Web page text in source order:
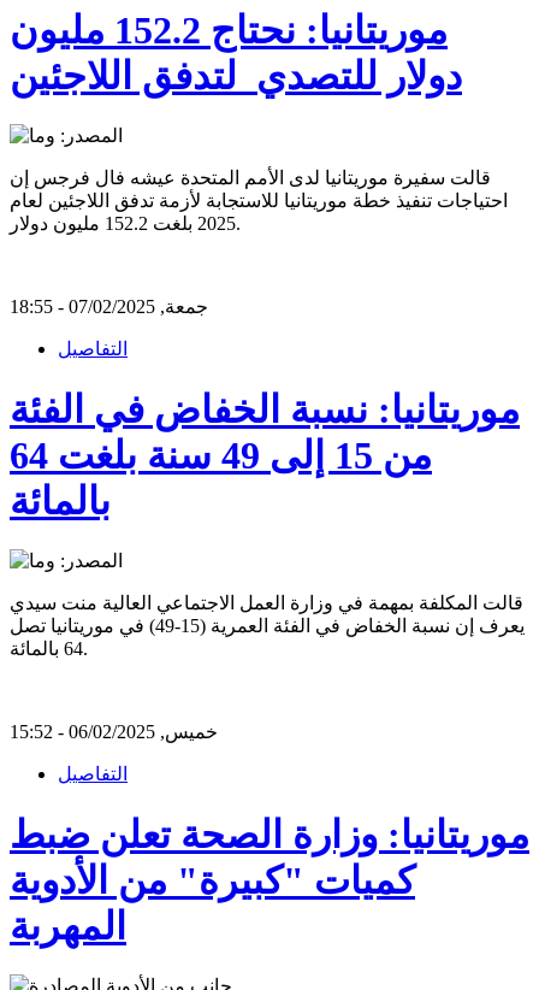
موريتانيا: نحتاج 152.2 مليون
دولار للتصدي لتدفق اللاجئين
قالت سفيرة موريتانيا لدى الأمم المتحدة عيشه فال فرجس إن
احتياجات تنفيذ خطة موريتانيا للاستجابة لأزمة تدفق اللاجئين لعام
2025 بلغت 152.2 مليون دولار.
جمعة, 07/02/2025 - 18:55
التفاصيل
موريتانيا: نسبة الخفاض في الفئة
من 15 إلى 49 سنة بلغت 64
بالمائة
قالت المكلفة بمهمة في وزارة العمل الاجتماعي العالية منت سيدي
يعرف إن نسبة الخفاض في الفئة العمرية (15-49) في موريتانيا تصل
64 بالمائة.
خميس, 06/02/2025 - 15:52
التفاصيل
موريتانيا: وزارة الصحة تعلن ضبط
كميات "كبيرة" من الأدوية
المهربة